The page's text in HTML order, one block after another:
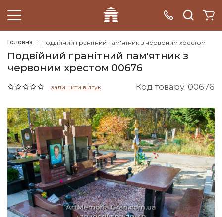
Головна Подвійний гранітний пам'ятник з червоним хрестом
Подвійний гранітний пам'ятник з
червоним хрестом 00676
залишити відгук Код товару: 00676